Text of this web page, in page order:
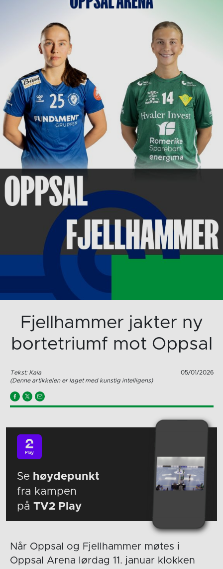
Fjellhammer jakter ny
bortetriumf mot Oppsal
Tekst: Kaia
05/01/2026
(Denne artikkelen er laget med kunstig intelligens)
Se høydepunkt
fra kampen
på TV2 Play
Når Oppsal og Fjellhammer møtes i
Oppsal Arena lørdag 11. januar klokken